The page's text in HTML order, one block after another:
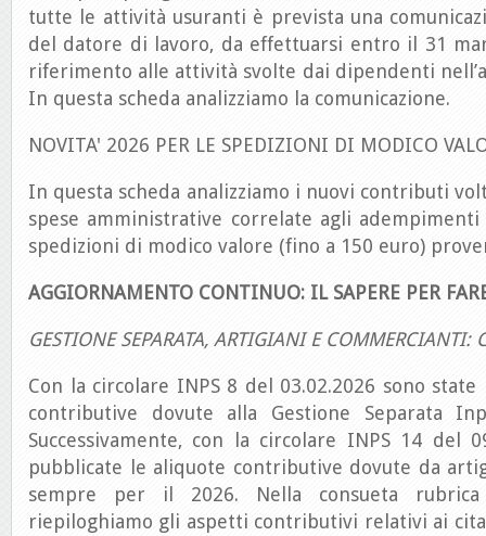
tutte le attività usuranti è prevista una
del datore di lavoro, da effettuarsi entro il 31
riferimento alle attività svolte dai dipendenti
In questa scheda analizziamo la comunicazione.
NOVITA' 2026 PER LE SPEDIZIONI DI MODICO
In questa scheda analizziamo i nuovi contributi
spese amministrative correlate agli
spedizioni di modico valore (fino a 150 euro)
AGGIORNAMENTO CONTINUO: IL SAPERE PER
GESTIONE SEPARATA, ARTIGIANI E COMMERCIANTI:
Con la circolare INPS 8 del 03.02.2026 sono
contributive dovute alla Gestione Separata
Successivamente, con la circolare INPS 14 del
pubblicate le aliquote contributive dovute da
sempre per il 2026. Nella consueta rubrica
riepiloghiamo gli aspetti contributivi relativi ai